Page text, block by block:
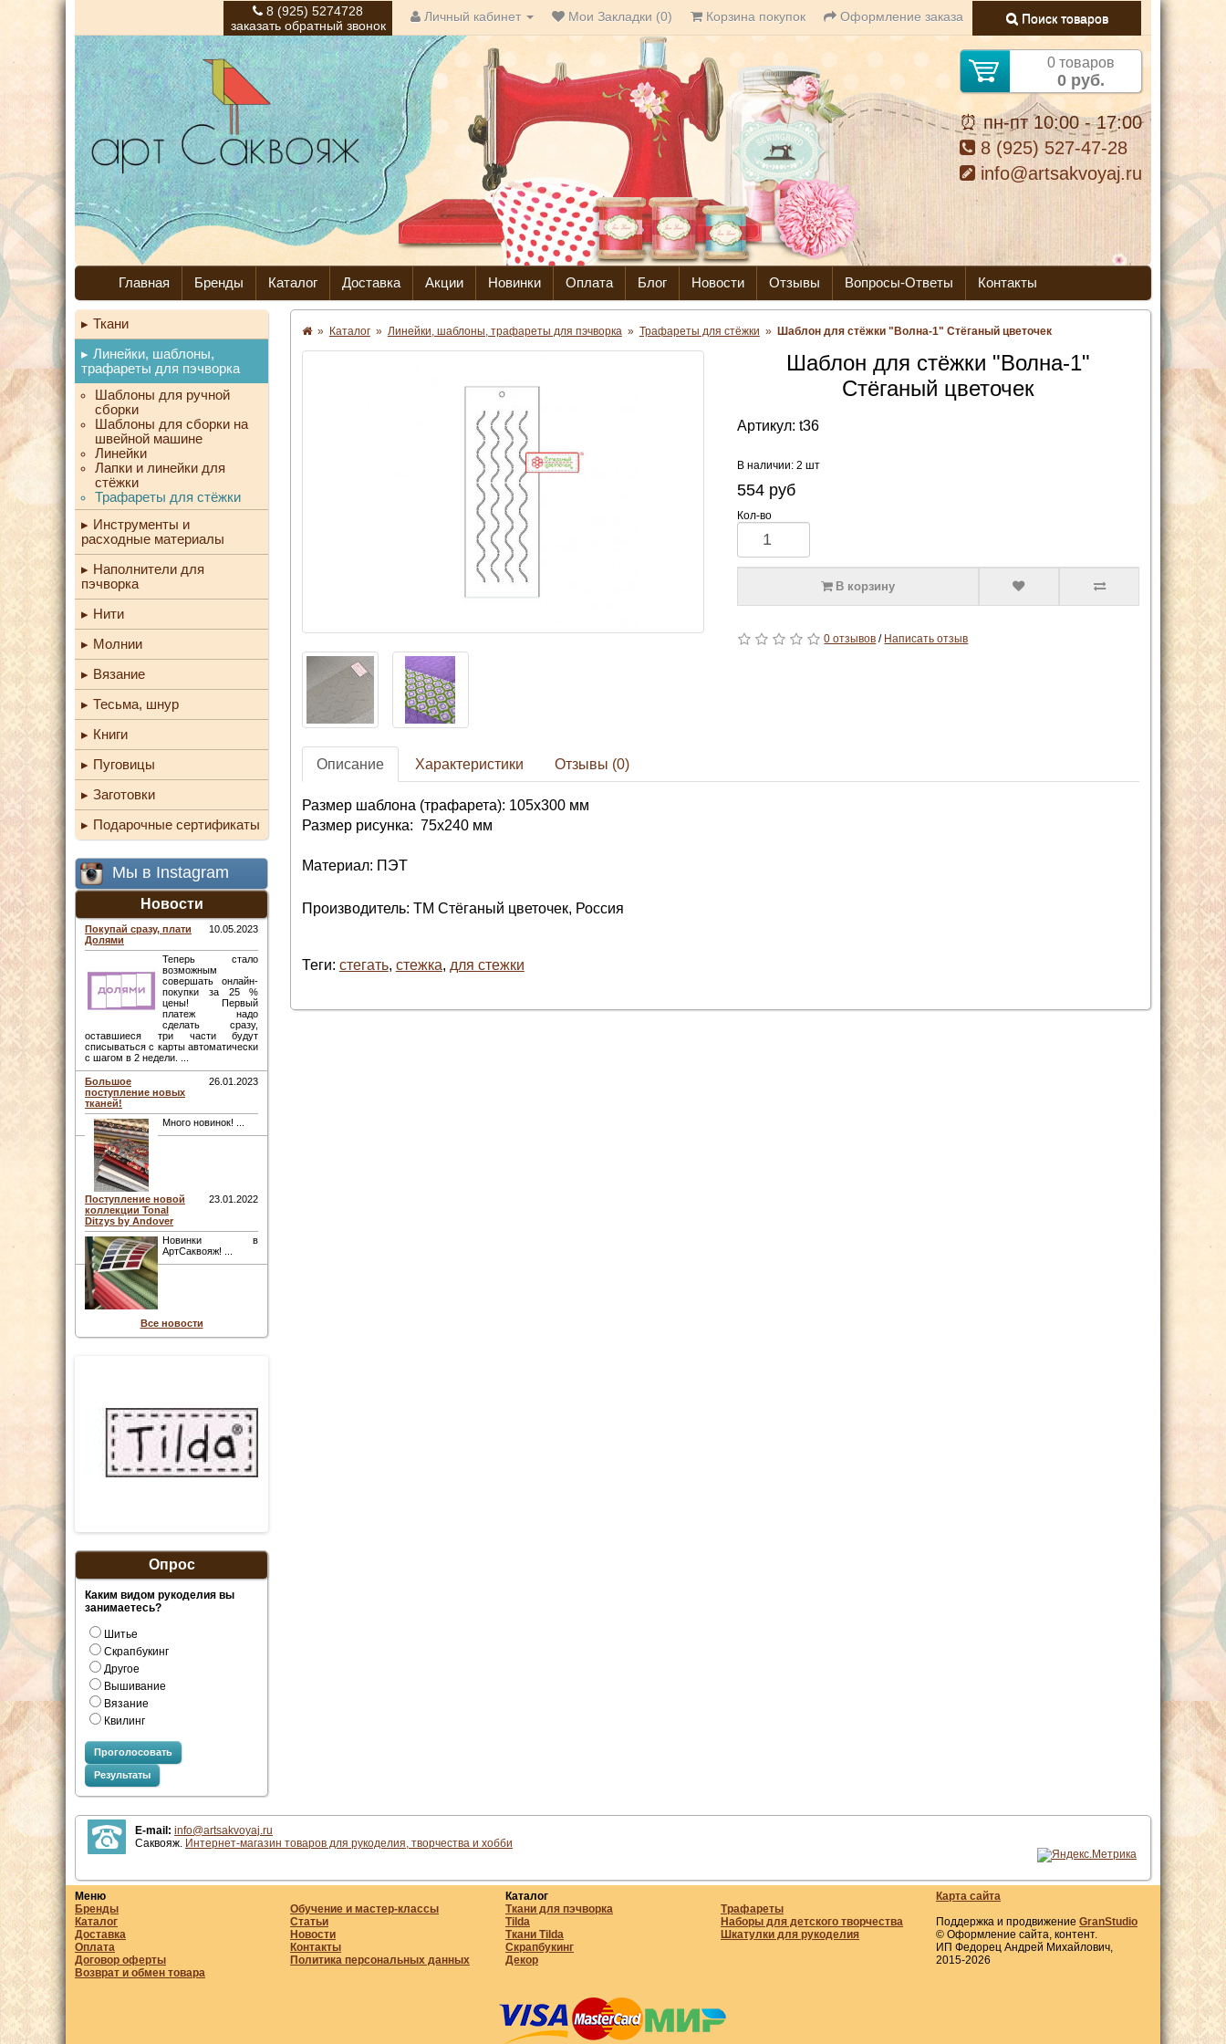
8 (925) 5274728
заказать обратный звонок
Личный кабинет Мои Закладки (0) Корзина покупок Оформление заказа Поиск товаров
0 товаров
0 руб.
⏰ пн-пт 10:00 - 17:00
8 (925) 527-47-28
info@artsakvoyaj.ru
Главная Бренды Каталог Доставка Акции Новинки Оплата Блог Новости Отзывы Вопросы-Ответы Контакты
Ткани
Линейки, шаблоны,
трафареты для пэчворка
Шаблоны для ручной
сборки
Шаблоны для сборки на
швейной машине
Линейки
Лапки и линейки для
стёжки
Трафареты для стёжки
Инструменты и
расходные материалы
Наполнители для
пэчворка
Нити
Молнии
Вязание
Тесьма, шнур
Книги
Пуговицы
Заготовки
Подарочные сертификаты
Мы в Instagram
Новости
Покупай сразу, плати
Долями
10.05.2023
Теперь стало
возможным
совершать онлайн-
покупки за 25 %
цены! Первый
платеж надо
сделать сразу,
оставшиеся три части будут
списываться с карты автоматически
с шагом в 2 недели. ...
Большое
поступление новых
тканей!
26.01.2023
Много новинок! ...
Поступление новой
коллекции Tonal
Ditzys by Andover
23.01.2022
Новинки в
АртСаквояж! ...
Все новости
Опрос
Каким видом рукоделия вы
занимаетесь?
Шитье
Скрапбукинг
Другое
Вышивание
Вязание
Квилинг
Проголосовать
Результаты
» Каталог » Линейки, шаблоны, трафареты для пэчворка » Трафареты для стёжки » Шаблон для стёжки "Волна-1" Стёганый цветочек
Шаблон для стёжки "Волна-1"
Стёганый цветочек
Артикул:t36
В наличии: 2 шт
554 руб
Кол-во
В корзину
0 отзывов / Написать отзыв
Описание Характеристики Отзывы (0)
Размер шаблона (трафарета): 105х300 мм
Размер рисунка: 75х240 мм
Материал: ПЭТ
Производитель: ТМ Стёганый цветочек, Россия
Теги: стегать, стежка, для стежки
E-mail: info@artsakvoyaj.ru
Саквояж. Интернет-магазин товаров для рукоделия, творчества и хобби
Меню
Бренды
Каталог
Доставка
Оплата
Договор оферты
Возврат и обмен товара
Обучение и мастер-классы
Статьи
Новости
Контакты
Политика персональных данных
Каталог
Ткани для пэчворка
Tilda
Ткани Tilda
Скрапбукинг
Декор
Трафареты
Наборы для детского творчества
Шкатулки для рукоделия
Карта сайта
Поддержка и продвижение GranStudio
© Оформление сайта, контент.
ИП Федорец Андрей Михайлович,
2015-2026